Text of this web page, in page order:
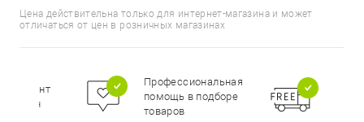
Цена действительна только для интернет-магазина и может
отличаться от цен в розничных магазинах
Профессиональная
помощь в подборе
товаров